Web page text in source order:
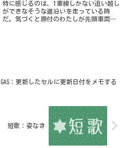
特に感じるのは、1車線しかない追い越し
ができなそうな道沿いを走っている時
だ。気づくと原付のわたしが先頭車両に
GAS：更新したセルに更新日付をメモする
短歌：姿なき